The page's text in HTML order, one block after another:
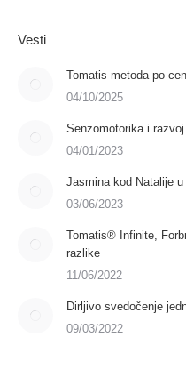
Vesti
Tomatis metoda po
04/10/2025
Senzomotorika i
04/01/2023
Jasmina kod Natalije
03/06/2023
Tomatis® Infinite,
razlike
11/06/2022
Dirljivo svedočenje
09/03/2022